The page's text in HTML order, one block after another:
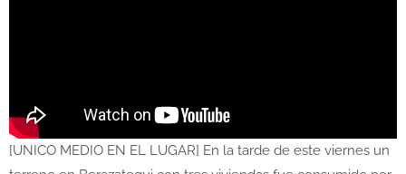
[UNICO MEDIO EN EL LUGAR] En la tarde de este viernes un